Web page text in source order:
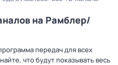
на Рамблер/
передач для всех
что будут показывать весь